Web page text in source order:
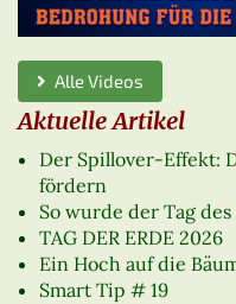
Alle Videos
Aktuelle Artikel
Der Spillover-Effekt:
fördern
So wurde der Tag
TAG DER ERDE 2026
Ein Hoch auf die
Smart Tip # 19